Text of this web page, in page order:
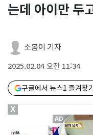
는데 아이만 두
소봄이 기자
2025.02.04 오전 11:34
구글에서 뉴스1 즐겨찾
X